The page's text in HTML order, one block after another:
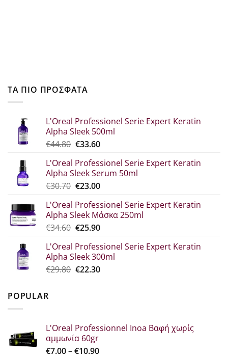
ΤΑ ΠΙΟ ΠΡΟΣΦΑΤΑ
L'Oreal Professionel Serie Expert Keratin
Alpha Sleek 500ml
€44.80 Original
was:
€44.80.
€33.60Η
τιμή
είναι:
€33.60.
L'Oreal Professionel Serie Expert Keratin
Alpha Sleek Serum 50ml
€30.70 Original
was:
€30.70.
€23.00Η
τιμή
είναι:
€23.00.
L'Oreal Professionel Serie Expert Keratin
Alpha Sleek Μάσκα 250ml
€34.60 Original
was:
€34.60.
€25.90Η
τιμή
είναι:
€25.90.
L'Oreal Professionel Serie Expert Keratin
Alpha Sleek 300ml
€29.80 Original
€22.30Η
POPULAR
L'Oreal Professionnel Inoa Βαφή χωρίς
αμμωνία 60gr
€7.00–€10.90Price